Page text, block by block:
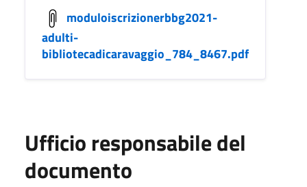
moduloiscrizionerbbg2021-
adulti-
bibliotecadicaravaggio_784_8467.pdf
Ufficio responsabile del
documento